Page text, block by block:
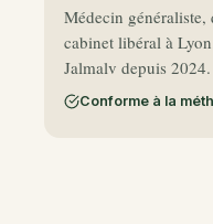
Médecin généraliste,
cabinet libéral à
Jalmalv depuis 2024.
Conforme à la